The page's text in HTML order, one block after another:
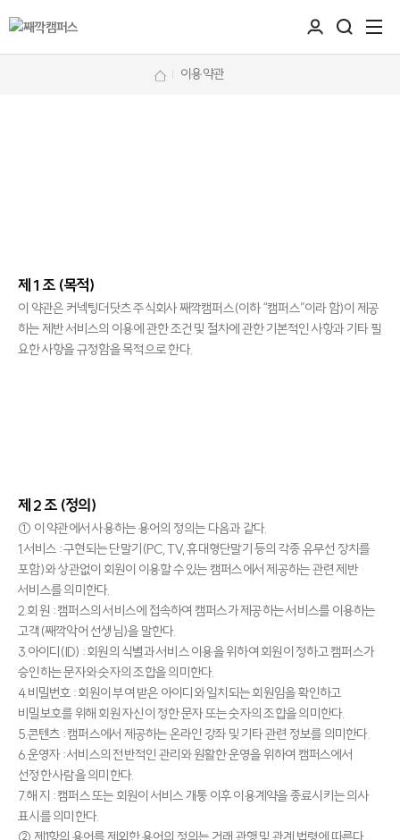
이용약관
제 1 조 (목적)
이 약관은 커넥팅더닷츠 주식회사 째깍캠퍼스(이하 “캠퍼스”이라 함)이 제공
하는 제반 서비스의 이용에 관한 조건 및 절차에 관한 기본적인 사항과 기타 필
요한 사항을 규정함을 목적으로 한다.
제 2 조 (정의)
① 이 약관에서 사용하는 용어의 정의는 다음과 같다.
1.서비스 : 구현되는 단말기(PC, TV, 휴대형단말기 등의 각종 유무선 장치를
포함)와 상관없이 회원이 이용할 수 있는 캠퍼스에서 제공하는 관련 제반
서비스를 의미한다.
2.회 원 : 캠퍼스의 서비스에 접속하여 캠퍼스가 제공하는 서비스를 이용하는
고객(째깍악어 선생님)을 말한다.
3.아이디(ID) : 회원의 식별과 서비스 이용을 위하여 회원이 정하고 캠퍼스가
승인하는 문자와 숫자의 조합을 의미한다.
4.비밀번호 : 회원이 부여 받은 아이디와 일치되는 회원임을 확인하고
비밀보호를 위해 회원 자신이 정한 문자 또는 숫자의 조합을 의미한다.
5.콘텐츠 : 캠퍼스에서 제공하는 온라인 강좌 및 기타 관련 정보를 의미한다.
6.운영자 : 서비스의 전반적인 관리와 원활한 운영을 위하여 캠퍼스에서
선정한 사람을 의미한다.
7.해 지 : 캠퍼스 또는 회원이 서비스 개통 이후 이용계약을 종료시키는 의사
표시를 의미한다.